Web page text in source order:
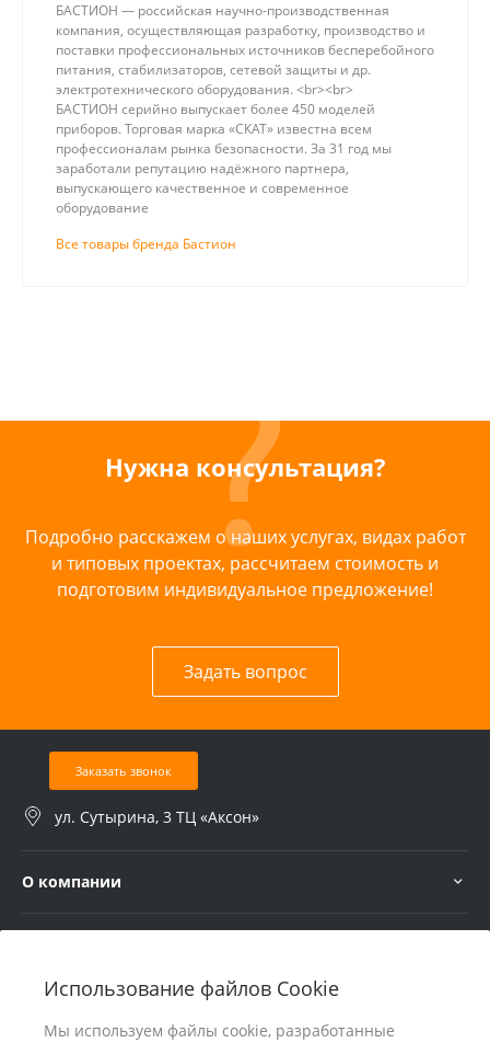
Использование файлов Cookie
Мы используем файлы cookie, разработанные
БАСТИОН — российская научно-производственная
компания, осуществляющая разработку, производство и
поставки профессиональных источников бесперебойного
питания, стабилизаторов, сетевой защиты и др.
электротехнического оборудования. <br><br>
БАСТИОН серийно выпускает более 450 моделей
приборов. Торговая марка «СКАТ» известна всем
профессионалам рынка безопасности. За 31 год мы
заработали репутацию надёжного партнера,
выпускающего качественное и современное
оборудование
Все товары бренда Бастион
Нужна консультация?
Подробно расскажем о наших услугах, видах работ
и типовых проектах, рассчитаем стоимость и
подготовим индивидуальное предложение!
Задать вопрос
Заказать звонок
ул. Сутырина, 3 ТЦ «Аксон»
О компании